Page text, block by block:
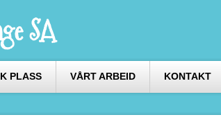
SA
PLASS VÅRT ARBEID KONTAKT